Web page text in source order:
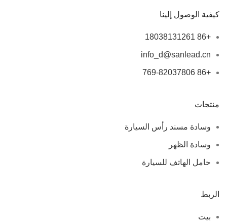
كيفية الوصول إلينا
+86 18038131261
info_d@sanlead.cn
+86 769-82037806
منتجات
وسادة مسند رأس السيارة
وسادة الظهر
حامل الهاتف للسيارة
الربط
بيت